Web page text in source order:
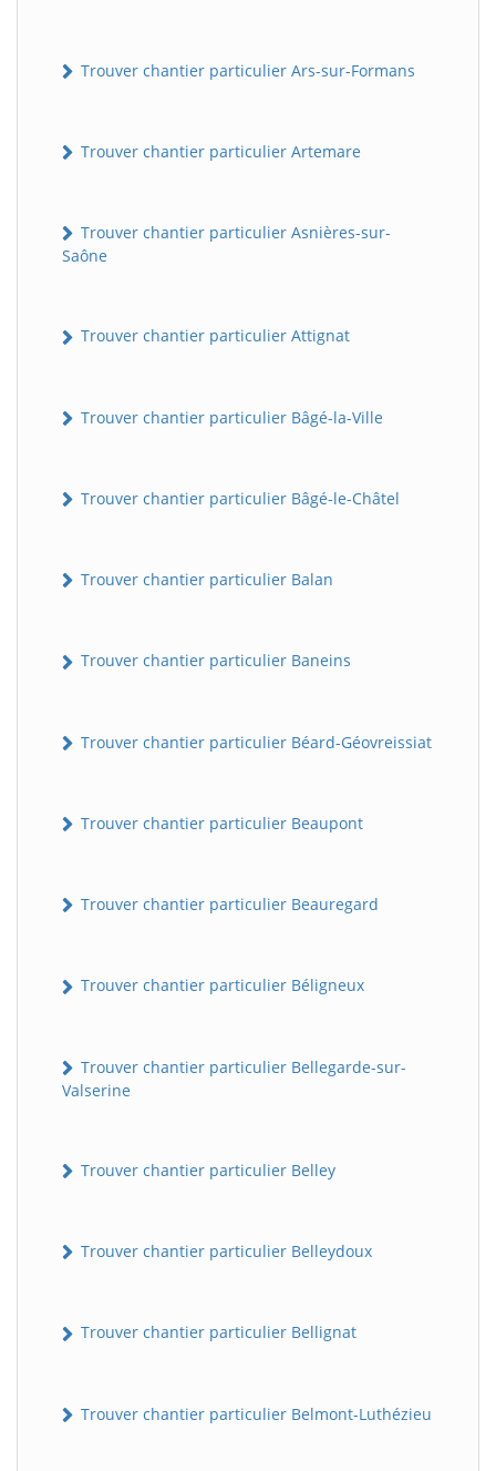
Trouver chantier particulier Ars-sur-Formans
Trouver chantier particulier Artemare
Trouver chantier particulier Asnières-sur-
Saône
Trouver chantier particulier Attignat
Trouver chantier particulier Bâgé-la-Ville
Trouver chantier particulier Bâgé-le-Châtel
Trouver chantier particulier Balan
Trouver chantier particulier Baneins
Trouver chantier particulier Béard-Géovreissiat
Trouver chantier particulier Beaupont
Trouver chantier particulier Beauregard
Trouver chantier particulier Béligneux
Trouver chantier particulier Bellegarde-sur-
Valserine
Trouver chantier particulier Belley
Trouver chantier particulier Belleydoux
Trouver chantier particulier Bellignat
Trouver chantier particulier Belmont-Luthézieu